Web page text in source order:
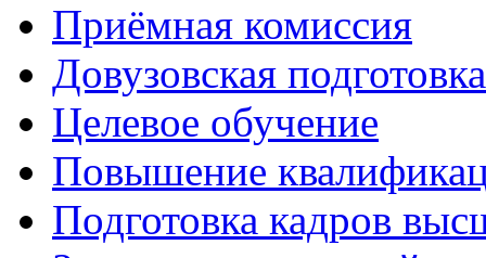
Приёмная комиссия
Довузовская подготовка
Целевое обучение
Повышение
Подготовка кадров